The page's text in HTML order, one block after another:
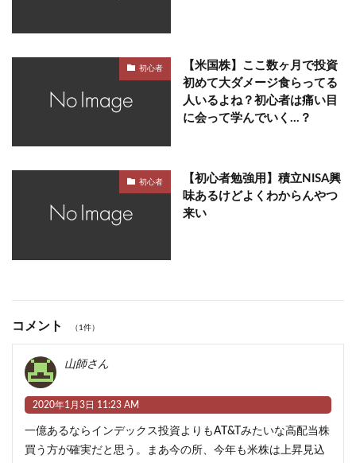
初心者
【米国株】ここ数ヶ月で投資
初めて大ダメージ食らってる
人いるよね？初心者は痛い目
に会って学んでいく…？
初心者
【初心者勉強用】積立NISA興
味あるけどよくわからんやつ
来い
コメント （1件）
山師さん
2020年1月3日 11:23 AM
一億あるならインデックス投資よりもAT&Tみたいな高配当株
買う方が確実だと思う。まあ今の所、今年も米株は上昇見込